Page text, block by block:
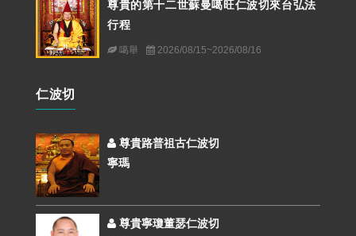
尊貴的第十二世蘇曼噶旺仁波切來台弘法
行程
噶舉 2026/08/15~2026/08/16
仁波切
尊貴路普祖古仁波切
寧瑪
尊貴寧瓊董瑟仁波切